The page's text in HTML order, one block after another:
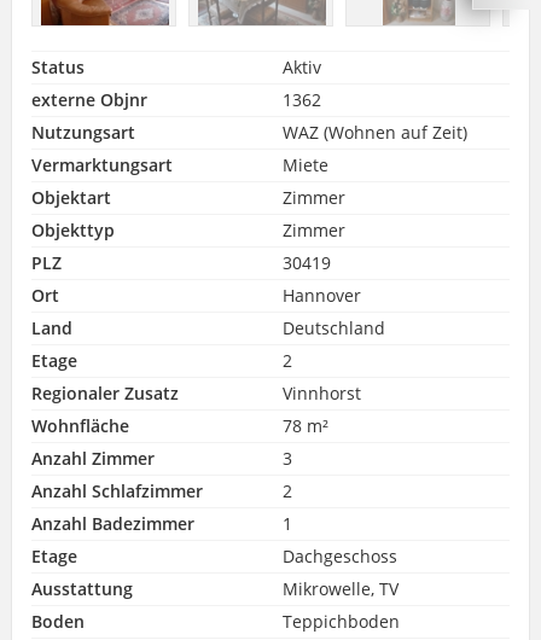
Status
Aktiv
externe Objnr
1362
Nutzungsart
WAZ (Wohnen auf Zeit)
Vermarktungsart
Miete
Objektart
Zimmer
Objekttyp
Zimmer
PLZ
30419
Ort
Hannover
Land
Deutschland
Etage
2
Regionaler Zusatz
Vinnhorst
Wohnfläche
78 m²
Anzahl Zimmer
3
Anzahl Schlafzimmer
2
Anzahl Badezimmer
1
Etage
Dachgeschoss
Ausstattung
Mikrowelle, TV
Boden
Teppichboden